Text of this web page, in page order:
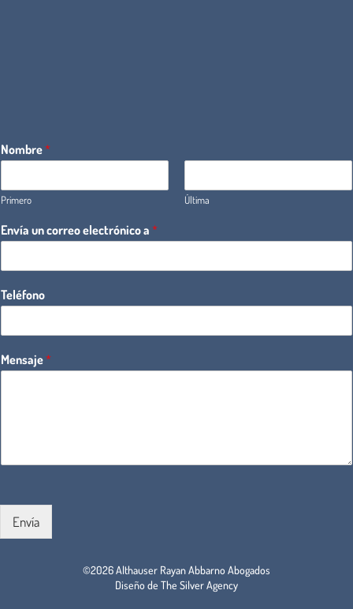
Nombre*
Primero Última
Envía un correo electrónico a *
Teléfono
Mensaje*
Envía
©2026 Althauser Rayan Abbarno Abogados
Diseño de The Silver Agency